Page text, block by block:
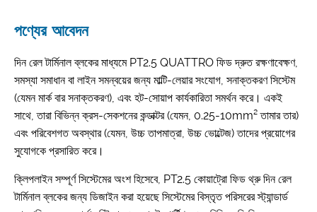
পণ্যের আবেদন
দিন রেল টার্মিনাল ব্লকের মাধ্যমে PT2.5 QUATTRO ফিড দ্রুত রক্ষণাবেক্ষণ,
সমস্যা সমাধান বা লাইন সমন্বয়ের জন্য মাল্টি-লেয়ার সংযোগ, সনাক্তকরণ সিস্টেম
(যেমন মার্ক বার সনাক্তকরণ), এবং হট-সোয়াপ কার্যকারিতা সমর্থন করে। একই
সাথে, তারা বিভিন্ন ক্রস-সেকশনের কন্ডাক্টর (যেমন, 0.25-10mm² তামার তার)
এবং পরিবেশগত অবস্থার (যেমন, উচ্চ তাপমাত্রা, উচ্চ ভোল্টেজ) তাদের প্রয়োগের
সুযোগকে প্রসারিত করে।
ক্লিপলাইন সম্পূর্ণ সিস্টেমের অংশ হিসেবে, PT2.5 কোয়াট্রো ফিড থ্রু দিন রেল
টার্মিনাল ব্লকের জন্য ডিজাইন করা হয়েছে সিস্টেমের বিস্তৃত পরিসরের স্ট্যান্ডার্ড